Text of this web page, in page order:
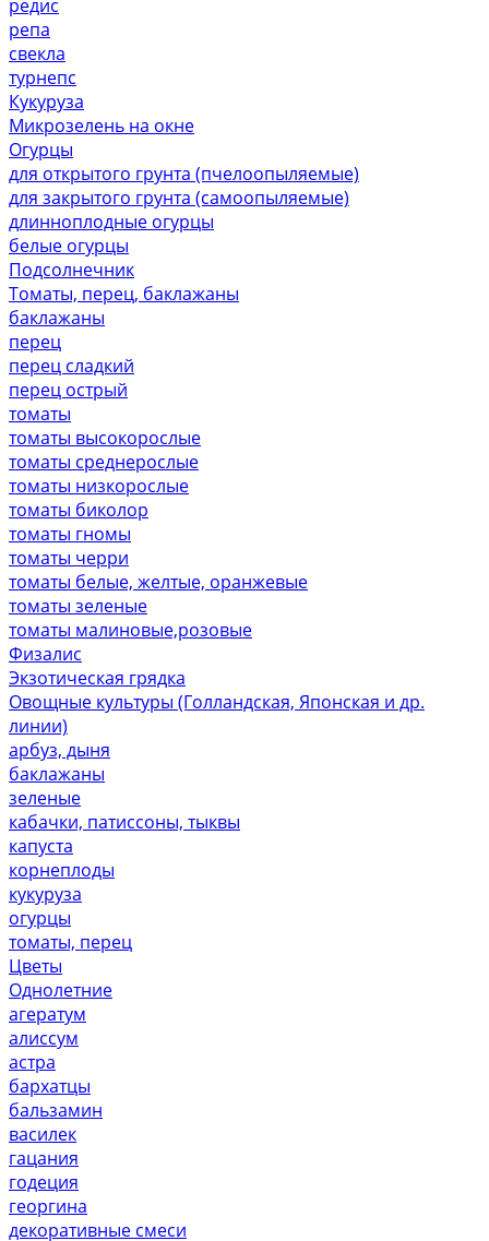
редис
репа
свекла
турнепс
Кукуруза
Микрозелень на окне
Огурцы
для открытого грунта (пчелоопыляемые)
для закрытого грунта (самоопыляемые)
длинноплодные огурцы
белые огурцы
Подсолнечник
Томаты, перец, баклажаны
баклажаны
перец
перец сладкий
перец острый
томаты
томаты высокорослые
томаты среднерослые
томаты низкорослые
томаты биколор
томаты гномы
томаты черри
томаты белые, желтые, оранжевые
томаты зеленые
томаты малиновые,розовые
Физалис
Экзотическая грядка
Овощные культуры (Голландская, Японская и др.
линии)
арбуз, дыня
баклажаны
зеленые
кабачки, патиссоны, тыквы
капуста
корнеплоды
кукуруза
огурцы
томаты, перец
Цветы
Однолетние
агератум
алиссум
астра
бархатцы
бальзамин
василек
гацания
годеция
георгина
декоративные смеси